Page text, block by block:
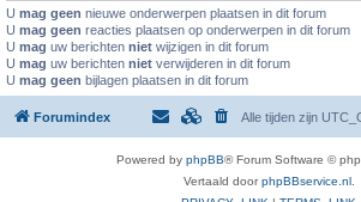
U mag geen nieuwe onderwerpen plaatsen in dit forum
U mag geen reacties plaatsen op onderwerpen in dit forum
U mag uw berichten niet wijzigen in dit forum
U mag uw berichten niet verwijderen in dit forum
U mag geen bijlagen plaatsen in dit forum
Forumindex Alle tijden zijn
Powered by phpBB® Forum Software ©
Vertaald doorphpBBservice.nl.